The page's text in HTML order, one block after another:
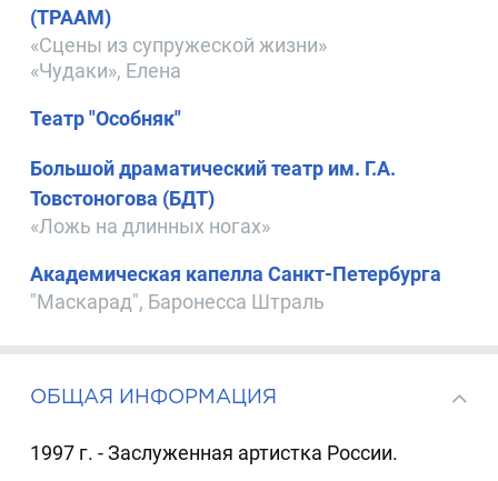
(ТРААМ)
«Сцены из супружеской жизни»
«Чудаки», Елена
Театр "Особняк"
Большой драматический театр им. Г.А.
Товстоногова (БДТ)
«Ложь на длинных ногах»
Академическая капелла Санкт-Петербурга
"Маскарад", Баронесса Штраль
ОБЩАЯ ИНФОРМАЦИЯ
1997 г. - Заслуженная артистка России.